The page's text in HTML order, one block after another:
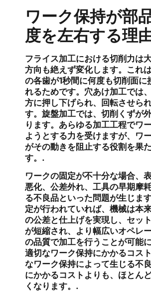
ワーク保持が部
度を左右する理
フライス加工における切削力は
方向も絶えず変化します。これ
の各歯が1秒間に何度も切削面に
れるためです。穴あけ加工では
方に押し下げられ、回転させら
す。旋盤加工では、切削くずが
ります。あらゆる加工工程でワ
ようとする力を受けますが、ワ
がその動きを阻止する役割を果
す。.
ワークの固定が不十分な場合、
悪化、公差外れ、工具の早期摩
る不良品といった問題が生じま
定が行われていれば、機械は本
の公差と仕上げを実現し、セッ
が短縮され、より幅広いオペレ
の品質で加工を行うことが可能に
適切なワーク保持にかかるコス
なワーク保持によって生じる不
にかかるコストよりも、ほとん
くなります。.